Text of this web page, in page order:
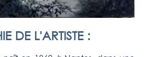
DE L'ARTISTE: